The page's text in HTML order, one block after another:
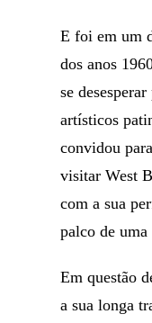
E foi em um
dos anos
se
artísticos
convidou
visitar West
com a sua
palco de uma
Em questão
a sua longa